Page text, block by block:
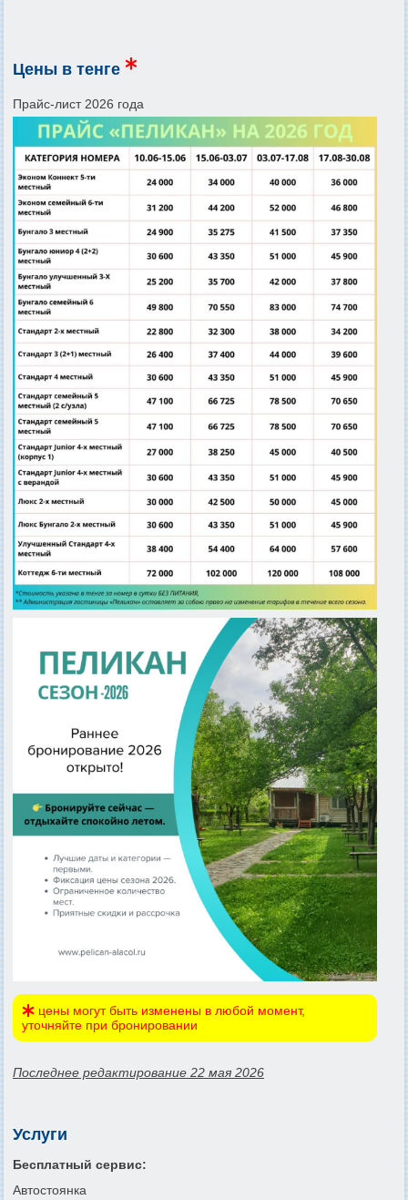
Цены в тенге
Прайс-лист 2026 года
цены могут быть изменены в любой момент,
уточняйте при бронировании
Последнее редактирование 22 мая 2026
Услуги
Бесплатный сервис:
Автостоянка